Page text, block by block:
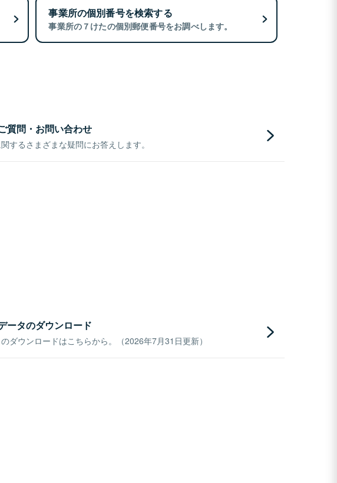
事業所の個別番号を検索する
事業所の７けたの個別郵便番号をお調べします。
質問・お問い合わせ
するさまざまな疑問にお答えします。
ータのダウンロード
ダウンロードはこちらから。（2026年7月31日更新）